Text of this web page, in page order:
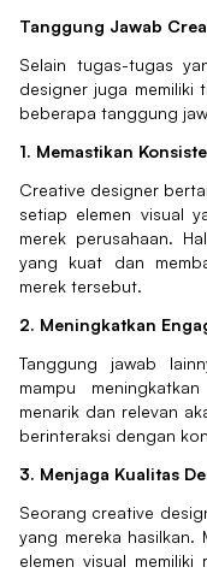
Tanggung Jawab
Selain tugas-tugas
designer juga memiliki
beberapa tanggung
1. Memastikan
Creative designer
setiap elemen visual
merek perusahaan.
yang kuat dan
merek tersebut.
2. Meningkatkan
Tanggung jawab
mampu
menarik dan relevan
berinteraksi dengan
3. Menjaga Kualitas
Seorang creative
yang mereka hasilkan.
elemen visual